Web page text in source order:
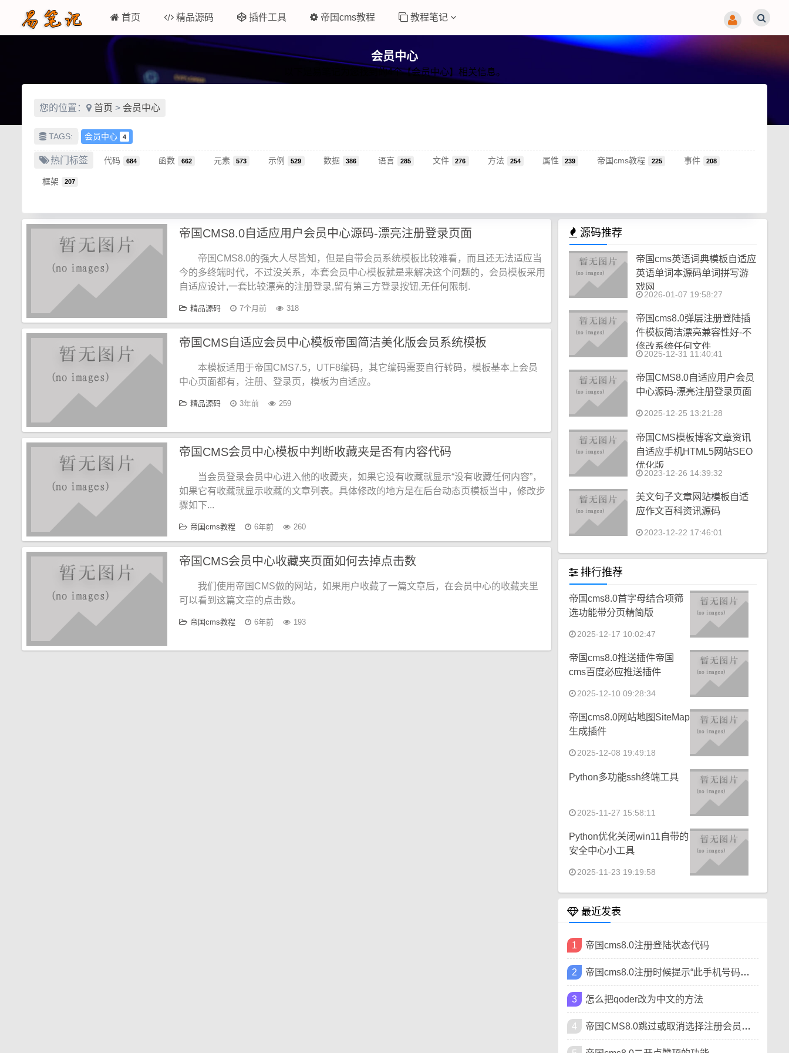
首页 精品源码 插件工具 帝国cms教程 教程笔记
会员中心
以下是易笔记为您找到的4个【会员中心】相关信息。
您的位置： 首页 > 会员中心
TAGS: 会员中心 4
热门标签 代码 684 函数 662 元素 573 示例 529 数据 386 语言 285 文件 276 方法 254 属性 239 帝国cms教程 225 事件 208
框架 207
帝国CMS8.0自适应用户会员中心源码-漂亮注册登录页面
帝国CMS8.0的强大人尽皆知，但是自带会员系统模板比较难看，而且还无法适应当
今的多终端时代，不过没关系，本套会员中心模板就是来解决这个问题的，会员模板采用
自适应设计,一套比较漂亮的注册登录,留有第三方登录按钮,无任何限制.
精品源码 7个月前 318
帝国CMS自适应会员中心模板帝国简洁美化版会员系统模板
本模板适用于帝国CMS7.5，UTF8编码，其它编码需要自行转码，模板基本上会员
中心页面都有，注册、登录页，模板为自适应。
精品源码 3年前 259
帝国CMS会员中心模板中判断收藏夹是否有内容代码
当会员登录会员中心进入他的收藏夹，如果它没有收藏就显示“没有收藏任何内容”，
如果它有收藏就显示收藏的文章列表。具体修改的地方是在后台动态页模板当中，修改步
骤如下...
帝国cms教程 6年前 260
帝国CMS会员中心收藏夹页面如何去掉点击数
我们使用帝国CMS做的网站，如果用户收藏了一篇文章后，在会员中心的收藏夹里
可以看到这篇文章的点击数。
帝国cms教程 6年前 193
源码推荐
帝国cms英语词典模板自适应
英语单词本源码单词拼写游
戏网
2026-01-07 19:58:27
帝国cms8.0弹层注册登陆插
件模板简洁漂亮兼容性好-不
修改系统任何文件
2025-12-31 11:40:41
帝国CMS8.0自适应用户会员
中心源码-漂亮注册登录页面
2025-12-25 13:21:28
帝国CMS模板博客文章资讯
自适应手机HTML5网站SEO
优化版
2023-12-26 14:39:32
美文句子文章网站模板自适
应作文百科资讯源码
2023-12-22 17:46:01
排行推荐
帝国cms8.0首字母结合项筛
选功能带分页精简版
2025-12-17 10:02:47
帝国cms8.0推送插件帝国
cms百度必应推送插件
2025-12-10 09:28:34
帝国cms8.0网站地图SiteMap
生成插件
2025-12-08 19:49:18
Python多功能ssh终端工具
2025-11-27 15:58:11
Python优化关闭win11自带的
安全中心小工具
2025-11-23 19:19:58
最近发表
1 帝国cms8.0注册登陆状态代码
2 帝国cms8.0注册时候提示“此手机号码已被注册”
3 怎么把qoder改为中文的方法
4 帝国CMS8.0跳过或取消选择注册会员类型方法